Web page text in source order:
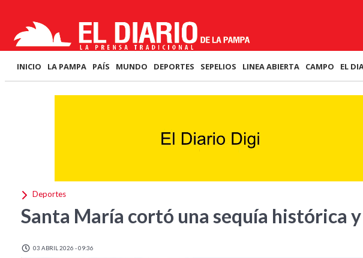
INICIO LA PAMPA PAÍS MUNDO DEPORTES SEPELIOS LINEA ABIERTA CAMPO EL
Deportes
Santa María cortó una sequía histórica
03 ABRIL 2026 - 09:36